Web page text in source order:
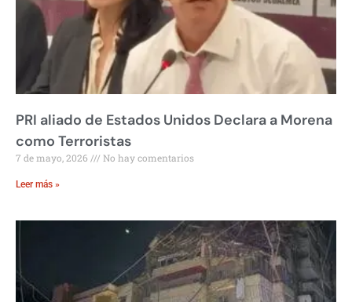
PRI aliado de Estados Unidos Declara a Morena
como Terroristas
7 de mayo, 2026 No hay comentarios
Leer más »